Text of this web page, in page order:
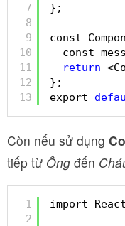
7
8
9
10
11
12
13
};
const
const
return
};
export
Còn nếu sử dụng
tiếp từ Ông đến
1
2
import